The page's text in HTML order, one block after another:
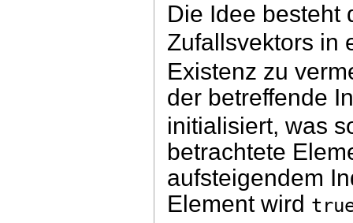
Die Idee besteht
Zufallsvektors in
Existenz zu
der betreffende
initialisiert, was
betrachtete
aufsteigendem
Element wird